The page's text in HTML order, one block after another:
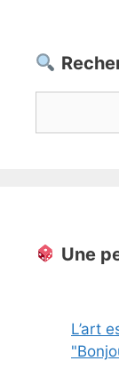
Une
L’art